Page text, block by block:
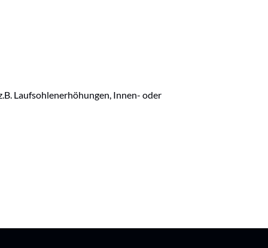
Laufsohlenerhöhungen, Innen- oder